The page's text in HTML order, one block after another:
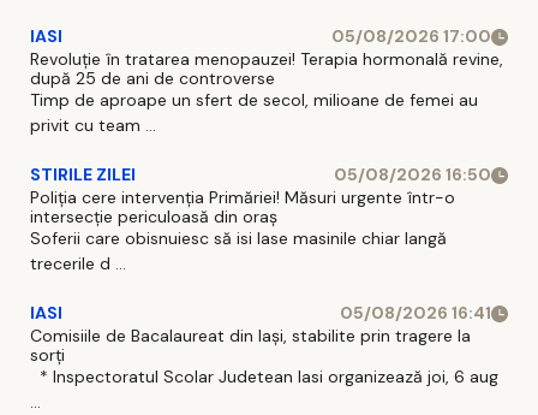
IASI
05/08/2026 17:00
Revoluție în tratarea menopauzei! Terapia hormonală revine,
după 25 de ani de controverse
Timp de aproape un sfert de secol, milioane de femei au
privit cu team ...
STIRILE ZILEI
05/08/2026 16:50
Poliția cere intervenția Primăriei! Măsuri urgente într-o
intersecție periculoasă din oraș
Soferii care obisnuiesc să isi lase masinile chiar langă
trecerile d ...
IASI
05/08/2026 16:41
Comisiile de Bacalaureat din Iași, stabilite prin tragere la
sorți
* Inspectoratul Scolar Judetean Iasi organizează joi, 6 aug
...